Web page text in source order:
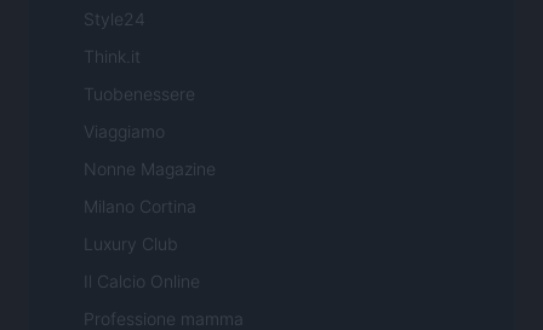
Style24
Think.it
Tuobenessere
Viaggiamo
Nonne Magazine
Milano Cortina
Luxury Club
Il Calcio Online
Professione mamma